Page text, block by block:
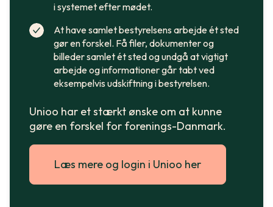
i systemet efter mødet.
At have samlet bestyrelsens arbejde ét sted
gør en forskel. Få filer, dokumenter og
billeder samlet ét sted og undgå at vigtigt
arbejde og informationer går tabt ved
eksempelvis udskiftning i bestyrelsen.
Unioo har et stærkt ønske om at kunne
gøre en forskel for forenings-Danmark.
Læs mere og login i Unioo her